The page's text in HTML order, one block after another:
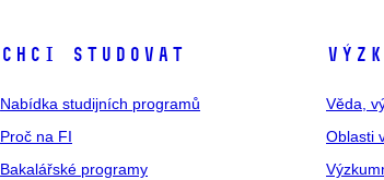
CHCI STUDOVAT
Nabídka studijních programů
Proč na FI
Bakalářské programy
Věda,
Oblasti